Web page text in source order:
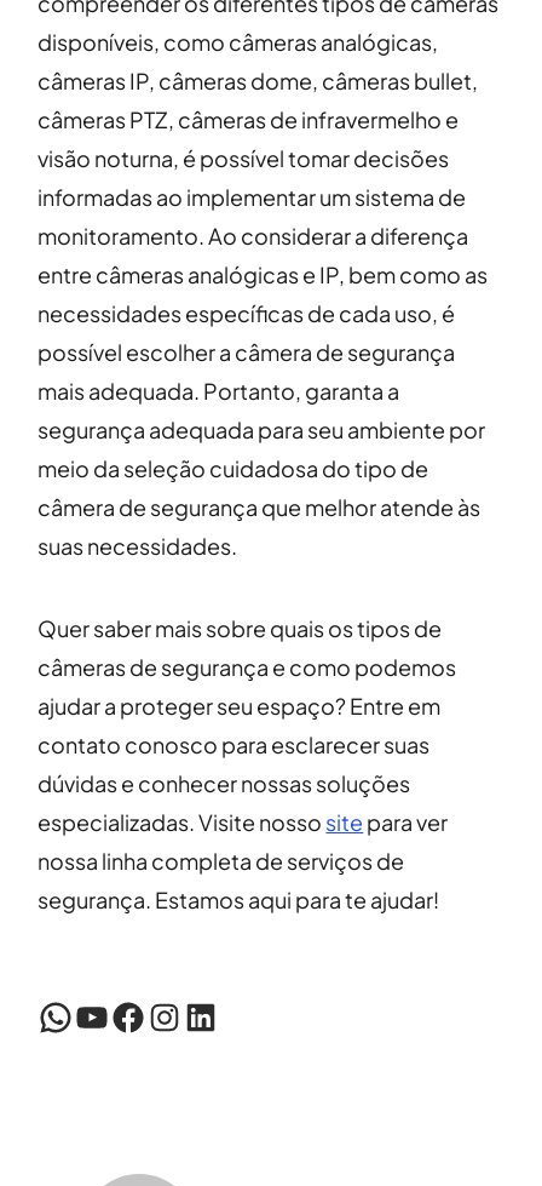
disponíveis, como câmeras analógicas,
câmeras IP, câmeras dome, câmeras bullet,
câmeras PTZ, câmeras de infravermelho e
visão noturna, é possível tomar decisões
informadas ao implementar um sistema de
monitoramento. Ao considerar a diferença
entre câmeras analógicas e IP, bem como as
necessidades específicas de cada uso, é
possível escolher a câmera de segurança
mais adequada. Portanto, garanta a
segurança adequada para seu ambiente por
meio da seleção cuidadosa do tipo de
câmera de segurança que melhor atende às
suas necessidades.
Quer saber mais sobre quais os tipos de
câmeras de segurança e como podemos
ajudar a proteger seu espaço? Entre em
contato conosco para esclarecer suas
dúvidas e conhecer nossas soluções
especializadas. Visite nosso site para ver
nossa linha completa de serviços de
segurança. Estamos aqui para te ajudar!
WhatsApp YouTube Facebook Instagram LinkedIn